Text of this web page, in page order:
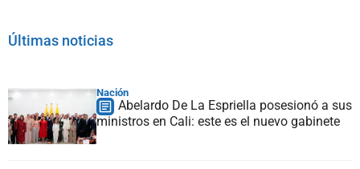
Últimas noticias
Nación
Abelardo De La Espriella posesionó a sus
ministros en Cali: este es el nuevo gabinete